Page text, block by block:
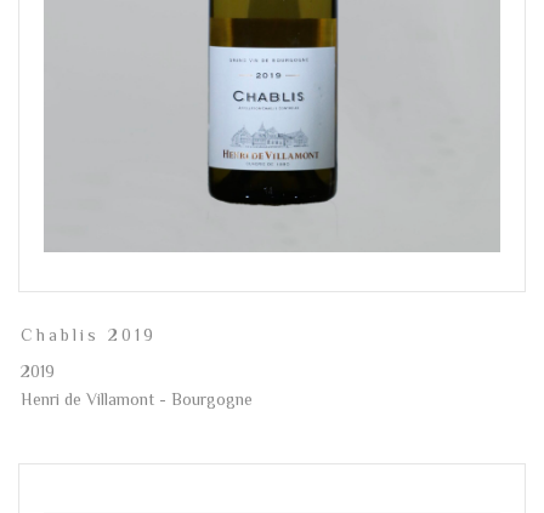
Chablis 2019
2019
Henri de Villamont - Bourgogne